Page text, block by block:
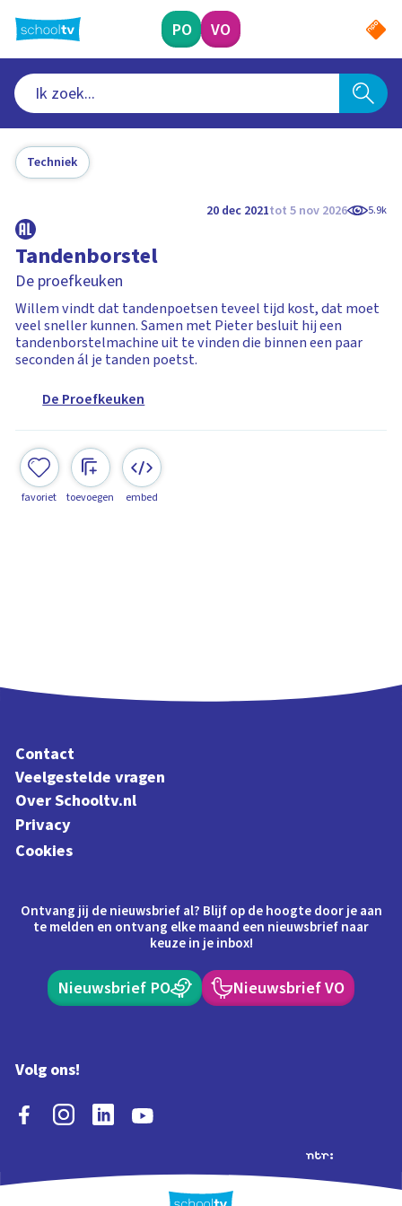
naar
hoofdinhoud
PO VO
Techniek
20 dec 2021tot 5 nov 2026 5.9k
Tandenborstel
De proefkeuken
Willem vindt dat tandenpoetsen teveel tijd kost, dat moet
veel sneller kunnen. Samen met Pieter besluit hij een
tandenborstelmachine uit te vinden die binnen een paar
seconden ál je tanden poetst.
De Proefkeuken
favoriet toevoegen embed
Contact
Veelgestelde vragen
Over Schooltv.nl
Privacy
Cookies
Ontvang jij de nieuwsbrief al? Blijf op de hoogte door je aan
te melden en ontvang elke maand een nieuwsbrief naar
keuze in je inbox!
Nieuwsbrief PO Nieuwsbrief VO
Volg ons!